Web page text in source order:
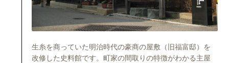
生糸を商っていた明治時代の豪商の屋敷（旧福富邸）を
改修した史料館です。町家の間取りの特徴がわかる主屋